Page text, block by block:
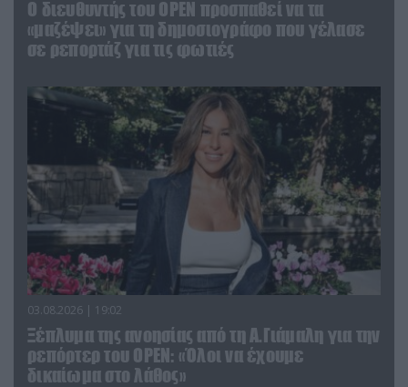
O διευθυντής του OPEN προσπαθεί να τα
«μαζέψει» για τη δημοσιογράφο που γέλασε
σε ρεπορτάζ για τις φωτιές
03.08.2026 | 19:02
Ξέπλυμα της ανοησίας από τη Α.Γιάμαλη για την
ρεπόρτερ του ΟΡΕΝ: «Όλοι να έχουμε
δικαίωμα στο λάθος»